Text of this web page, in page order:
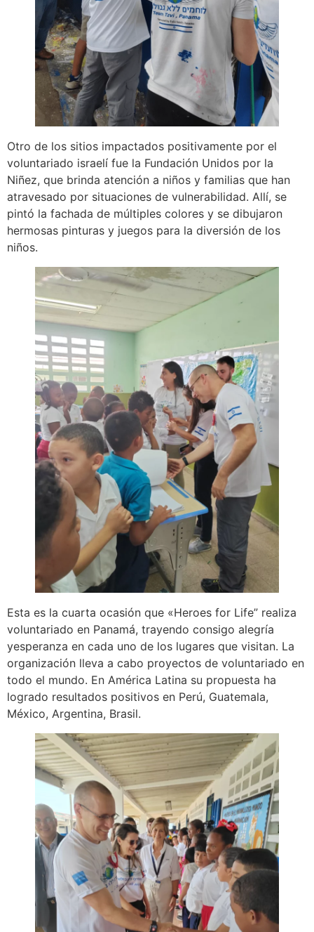
Otro de los sitios impactados positivamente por el
voluntariado israelí fue la Fundación Unidos por la
Niñez, que brinda atención a niños y familias que han
atravesado por situaciones de vulnerabilidad. Allí, se
pintó la fachada de múltiples colores y se dibujaron
hermosas pinturas y juegos para la diversión de los
niños.
Esta es la cuarta ocasión que «Heroes for Life” realiza
voluntariado en Panamá, trayendo consigo alegría
yesperanza en cada uno de los lugares que visitan. La
organización lleva a cabo proyectos de voluntariado en
todo el mundo. En América Latina su propuesta ha
logrado resultados positivos en Perú, Guatemala,
México, Argentina, Brasil.